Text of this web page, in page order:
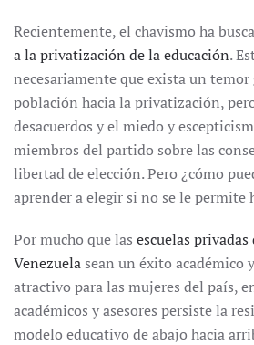
Recientemente, el chavismo ha
a la privatización de la educación.
necesariamente que exista un
población hacia la privatización,
desacuerdos y el miedo y
miembros del partido sobre las
libertad de elección. Pero ¿cómo
aprender a elegir si no se le permite
Por mucho que las escuelas
Venezuela sean un éxito
atractivo para las mujeres del país,
académicos y asesores persiste la
modelo educativo de abajo hacia